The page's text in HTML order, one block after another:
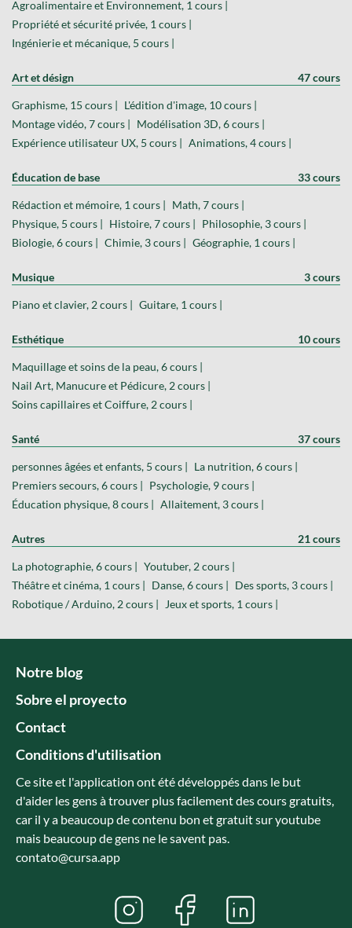
Agroalimentaire et Environnement, 1 cours |
Propriété et sécurité privée, 1 cours |
Ingénierie et mécanique, 5 cours |
Art et désign 47 cours
Graphisme, 15 cours | L'édition d'image, 10 cours |
Montage vidéo, 7 cours | Modélisation 3D, 6 cours |
Expérience utilisateur UX, 5 cours | Animations, 4 cours |
Éducation de base 33 cours
Rédaction et mémoire, 1 cours | Math, 7 cours |
Physique, 5 cours | Histoire, 7 cours | Philosophie, 3 cours |
Biologie, 6 cours | Chimie, 3 cours | Géographie, 1 cours |
Musique 3 cours
Piano et clavier, 2 cours | Guitare, 1 cours |
Esthétique 10 cours
Maquillage et soins de la peau, 6 cours |
Nail Art, Manucure et Pédicure, 2 cours |
Soins capillaires et Coiffure, 2 cours |
Santé 37 cours
personnes âgées et enfants, 5 cours | La nutrition, 6 cours |
Premiers secours, 6 cours | Psychologie, 9 cours |
Éducation physique, 8 cours | Allaitement, 3 cours |
Autres 21 cours
La photographie, 6 cours | Youtuber, 2 cours |
Théâtre et cinéma, 1 cours | Danse, 6 cours | Des sports, 3 cours |
Robotique / Arduino, 2 cours |
Jeux et sports, 1 cours |
Notre blog
Sobre el proyecto
Contact
Conditions d'utilisation
Ce site et l'application ont été développés dans le but
d'aider les gens à trouver plus facilement des cours gratuits,
car il y a beaucoup de contenu bon et gratuit sur youtube
mais beaucoup de gens ne le savent pas.
contato@cursa.app